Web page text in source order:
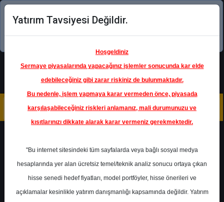
Şimdi uygulamayı indirin!
Ana Sayfa Raporlar
Halk Yatırım
Rapor Detay
Yatırım Tavsiyesi Değildir.
Hoşgeldiniz
Sermaye piyasalarında yapacağınız işlemler sonucunda kar elde
edebileceğiniz gibi zarar riskiniz de bulunmaktadır.
Bu nedenle, işlem yapmaya karar vermeden önce, piyasada
karşılaşabileceğiniz riskleri anlamanız, mali durumunuzu ve
kısıtlarınızı dikkate alarak karar vermeniz gerekmektedir.
"Bu internet sitesindeki tüm sayfalarda veya bağlı sosyal medya
hesaplarında yer alan ücretsiz temel/teknik analiz sonucu ortaya çıkan
hisse senedi hedef fiyatları, model portföyler, hisse önerileri ve
açıklamalar kesinlikle yatırım danışmanlığı kapsamında değildir. Yatırım